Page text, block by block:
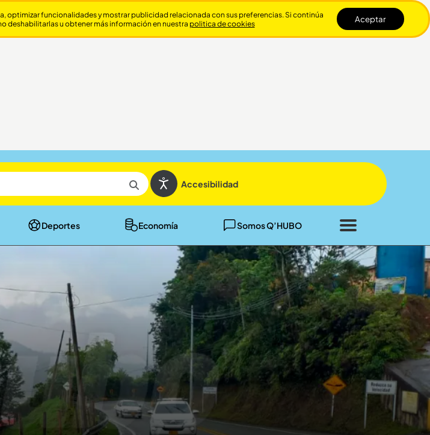
Accesibilidad
Deportes Economía Somos Q’HUBO
Cerrar
funcionalidades y mostrar publicidad relacionada con sus preferencias. Si continúa
deshabilitarlas u obtener más información en nuestra politica de cookies Aceptar